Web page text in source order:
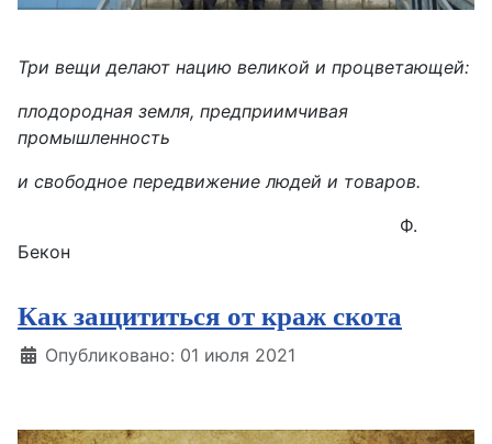
Три вещи делают нацию великой и процветающей:
плодородная земля, предприимчивая
промышленность
и свободное передвижение людей и товаров.
Ф.
Бекон
Как защититься от краж скота
Информация о материале
Опубликовано: 01 июля 2021